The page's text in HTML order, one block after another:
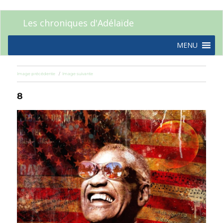
Les chroniques d'Adélaïde
MENU
Image précédente Image suivante
8